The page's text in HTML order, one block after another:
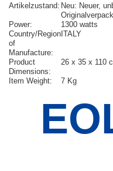
Artikelzustand: Neu: Neuer,
Power:
1300 watts
Country/Region
of
Manufacture:
ITALY
Product
Dimensions:
26 x 35 x 110
Item Weight: 7 Kg